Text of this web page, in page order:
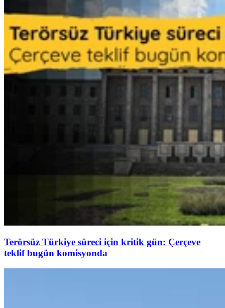
Terörsüz Türkiye süreci için kritik gün: Çerçeve
teklif bugün komisyonda